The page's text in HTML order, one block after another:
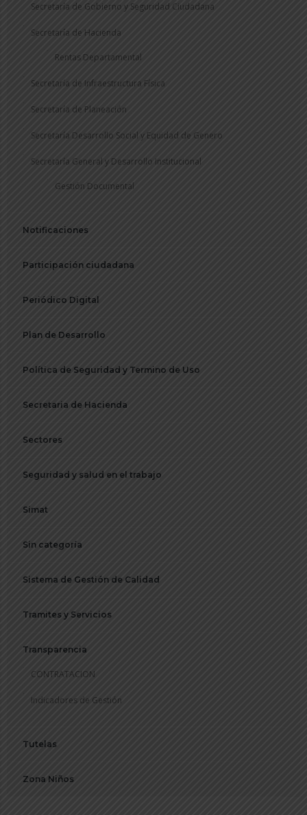
Secretaría de Gobierno y Seguridad Ciudadana
Secretaría de Hacienda
Rentas Departamental
Secretaría de Infraestructura Física
Secretaría de Planeación
Secretaría Desarrollo Social y Equidad de Genero
Secretaría General y Desarrollo Institucional
Gestión Documental
Notificaciones
Participación ciudadana
Periódico Digital
Plan de Desarrollo
Política de Seguridad y Termino de Uso
Secretaria de Hacienda
Sectores
Seguridad y salud en el trabajo
Simat
Sin categoría
Sistema de Gestión de Calidad
Tramites y Servicios
Transparencia
CONTRATACION
Indicadores de Gestión
Tutelas
Zona Niños